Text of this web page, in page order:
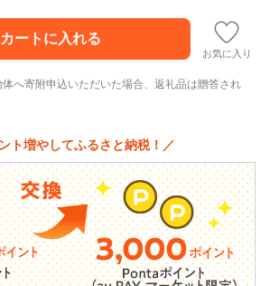
お気に入り
へ寄附申込いただいた場合、返礼品は贈答され
ト増やしてふるさと納税！／